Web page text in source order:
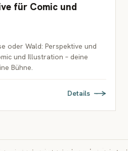
für Comic und
oder Wald: Perspektive und
und Illustration – deine
Bühne.
Details